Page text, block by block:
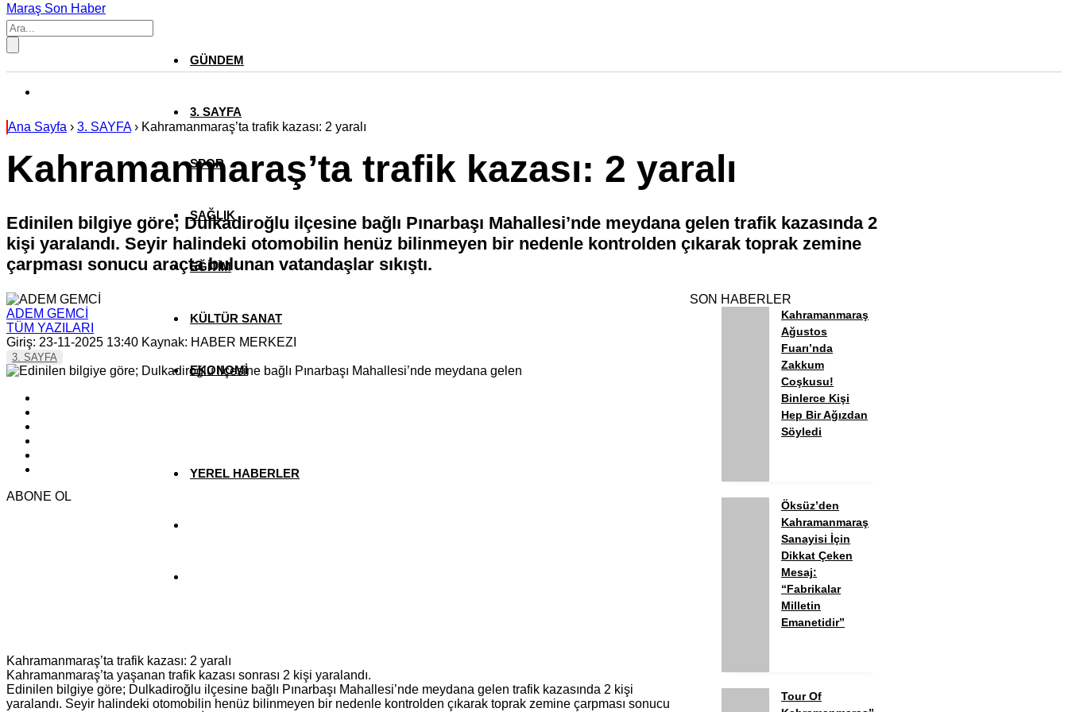
Maraş Son Haber
GÜNDEM
3. SAYFA
SPOR
SAĞLIK
EĞİTİM
KÜLTÜR SANAT
EKONOMİ
YEREL HABERLER
Ana Sayfa › 3. SAYFA› Kahramanmaraş’ta trafik kazası: 2 yaralı
Kahramanmaraş’ta trafik kazası: 2 yaralı
Edinilen bilgiye göre; Dulkadiroğlu ilçesine bağlı Pınarbaşı Mahallesi’nde meydana gelen trafik kazasında 2
kişi yaralandı. Seyir halindeki otomobilin henüz bilinmeyen bir nedenle kontrolden çıkarak toprak zemine
çarpması sonucu araçta bulunan vatandaşlar sıkıştı.
ADEM GEMCİ
TÜM YAZILARI
Giriş: 23-11-2025 13:40 Kaynak: HABER MERKEZI
3. SAYFA
ABONE OL
Kahramanmaraş’ta trafik kazası: 2 yaralı
Kahramanmaraş’ta yaşanan trafik kazası sonrası 2 kişi yaralandı.
Edinilen bilgiye göre; Dulkadiroğlu ilçesine bağlı Pınarbaşı Mahallesi’nde meydana gelen trafik kazasında 2 kişi
yaralandı. Seyir halindeki otomobilin henüz bilinmeyen bir nedenle kontrolden çıkarak toprak zemine çarpması sonucu
SON HABERLER
Kahramanmaraş
Ağustos
Fuarı’nda
Zakkum
Coşkusu!
Binlerce Kişi
Hep Bir Ağızdan
Söyledi
Öksüz’den
Kahramanmaraş
Sanayisi İçin
Dikkat Çeken
Mesaj:
“Fabrikalar
Milletin
Emanetidir”
Tour Of